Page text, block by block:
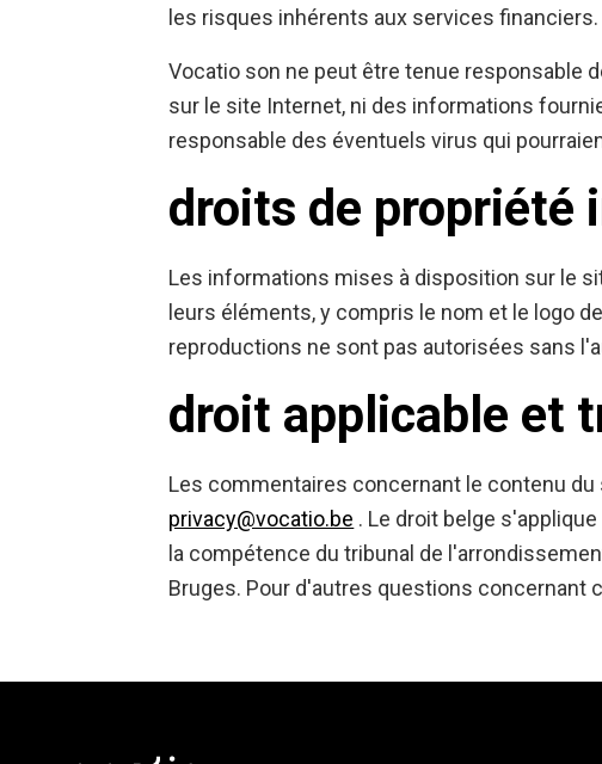
les risques inhérents aux services financiers.
Vocatio son ne peut être tenue responsable
sur le site Internet, ni des informations
responsable des éventuels virus qui
droits de propriété
Les informations mises à disposition sur le
leurs éléments, y compris le nom et le logo
reproductions ne sont pas autorisées sans
droit applicable et
Les commentaires concernant le contenu
privacy@vocatio.be . Le droit belge
la compétence du tribunal de
Bruges. Pour d'autres questions